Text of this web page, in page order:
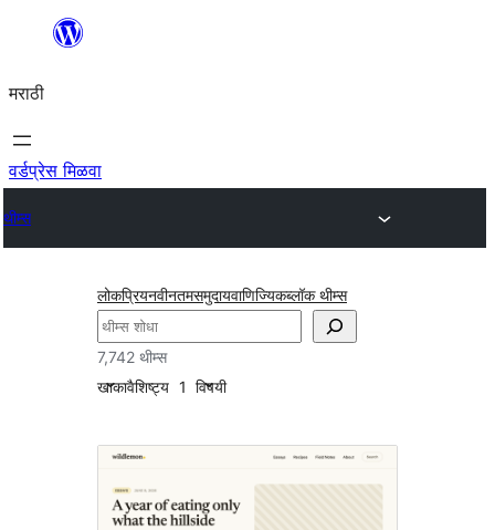
सामुग्रीवर
मराठी
वर्डप्रेस मिळवा
थीम्स
लोकप्रियनवीनतमसमुदायवाणिज्यिकब्लॉक थीम्स
शोधा
7,742 थीम्स
खाकावैशिष्ट्य 1 विषयी
थ्रेडेड
कॉमेंट्स